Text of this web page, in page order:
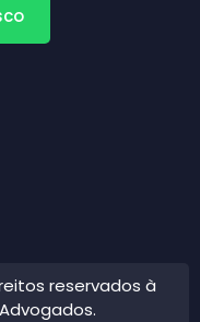
reservados à